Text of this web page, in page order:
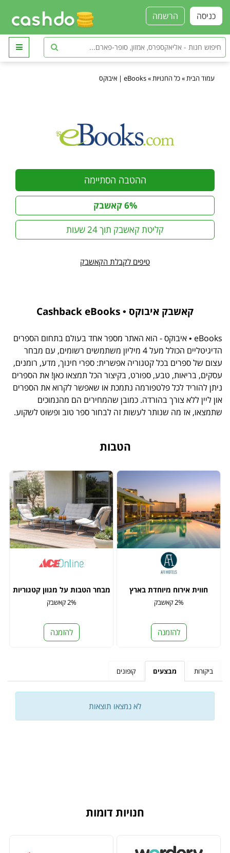
הרשמה כניסה
עמוד הבית »כל החנויות »eBooks | איבוקס
ההטבה הסתיימה
6% קאשבק
קליטת קאשבק תוך 24 שעות
טיפים לקבלת הקאשבק
קאשבק איבוקס • Cashback eBooks
eBooks • איבוקס - הוא האתר מספר אחד בעולם בתחום הספרים
הדיגיטליים הכולל מעל 4 מיליון משתמשים רשומים, עם מבחר
עצום של ספרים בכל קטגוריה אפשרית: ספרי חינוך, מדע, רומנים,
עסקים, בריאות, טבע, ספורט, בקיצור הכל תמצאו כאן! את הספרים
ניתן להוריד לכל פלטפורמה נתמכת או שאפשר לקרוא את הספרים
און ליין ללא צורך בהורדה. כמובן שהמחירים הם מהנמוכים
שתמצאו, אז מה שנותר לעשות זה לבחור ספר טוב ופשוט לשקוע.
הטבות
חווית אירוח מיוחדת בארץ
2% קאשבק
להזמנה
מבחר הטבות על מגוון קטגוריות
2% קאשבק
להזמנה
ביקורות מבצעים קופונים
לא נמצאו תוצאות
חנויות דומות